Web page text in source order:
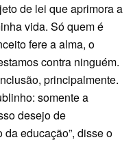
de lei que aprimora a
vida. Só quem é
fere a alma, o
contra ninguém.
principalmente.
somente a
desejo de
educação”, disse o